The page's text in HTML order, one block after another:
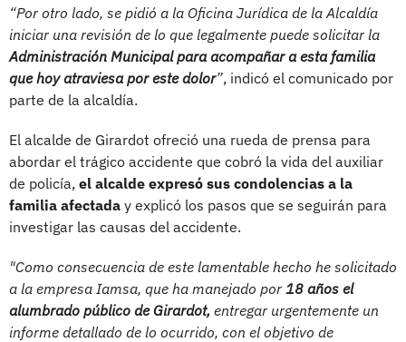
“Por otro lado, se pidió a la Oficina Jurídica de la Alcaldía
iniciar una revisión de lo que legalmente puede solicitar la
Administración Municipal para acompañar a esta familia
que hoy atraviesa por este dolor”, indicó el comunicado por
parte de la alcaldía.
El alcalde de Girardot ofreció una rueda de prensa para
abordar el trágico accidente que cobró la vida del auxiliar
de policía, el alcalde expresó sus condolencias a la
familia afectada y explicó los pasos que se seguirán para
investigar las causas del accidente.
"Como consecuencia de este lamentable hecho he solicitado
a la empresa Iamsa, que ha manejado por 18 años el
alumbrado público de Girardot, entregar urgentemente un
informe detallado de lo ocurrido, con el objetivo de